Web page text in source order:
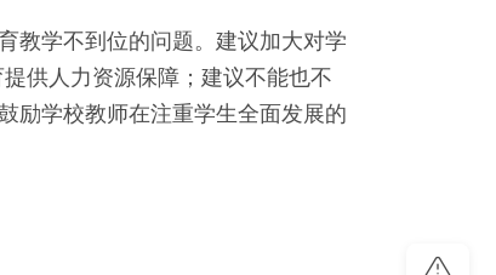
学不到位的问题。建议加大对学
供人力资源保障；建议不能也不
励学校教师在注重学生全面发展的